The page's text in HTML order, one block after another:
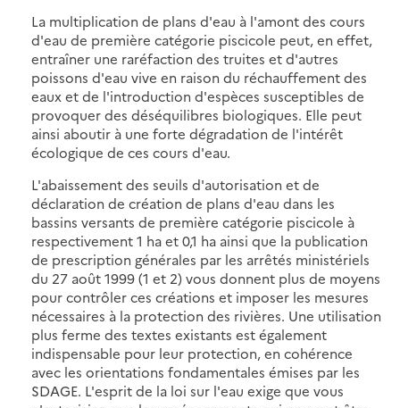
La multiplication de plans d'eau à l'amont des cours
d'eau de première catégorie piscicole peut, en effet,
entraîner une raréfaction des truites et d'autres
poissons d'eau vive en raison du réchauffement des
eaux et de l'introduction d'espèces susceptibles de
provoquer des déséquilibres biologiques. Elle peut
ainsi aboutir à une forte dégradation de l'intérêt
écologique de ces cours d'eau.
L'abaissement des seuils d'autorisation et de
déclaration de création de plans d'eau dans les
bassins versants de première catégorie piscicole à
respectivement 1 ha et 0,1 ha ainsi que la publication
de prescription générales par les arrêtés ministériels
du 27 août 1999 (1 et 2) vous donnent plus de moyens
pour contrôler ces créations et imposer les mesures
nécessaires à la protection des rivières. Une utilisation
plus ferme des textes existants est également
indispensable pour leur protection, en cohérence
avec les orientations fondamentales émises par les
SDAGE. L'esprit de la loi sur l'eau exige que vous